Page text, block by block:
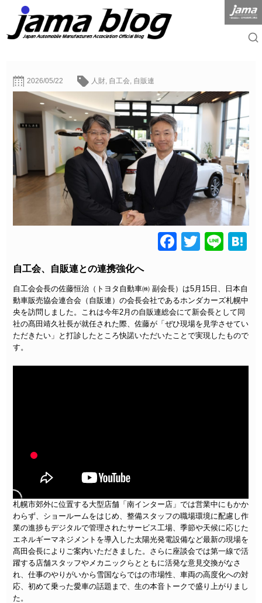
2026/05/22 人財 自工会 自販連
Facebook
Twitter
Line
自工会、自販連との連携強化へ
自工会会長の佐藤恒治（トヨタ自動車㈱ 副会長）は5月15日、日本自
動車販売協会連合会（自販連）の会長会社であるホンダカーズ札幌中
央を訪問しました。これは今年2月の自販連総会にて新会長として同
社の髙田靖久社長が就任された際、佐藤が「ぜひ現場を見学させてい
ただきたい」と打診したところ快諾いただいたことで実現したもので
す。
札幌市郊外に位置する大型店舗「南インター店」では営業中にもかか
わらず、ショールームをはじめ、整備スタッフの職場環境に配慮し作
業の進捗もデジタルで管理されたサービス工場、季節や天候に応じた
エネルギーマネジメントを導入した太陽光発電設備など最新の現場を
髙田会長によりご案内いただきました。さらに座談会では第一線で活
躍する店舗スタッフやメカニックらとともに活発な意見交換がなさ
れ、仕事のやりがいから雪国ならではの市場性、車両の高度化への対
応、初めて乗った愛車の話題まで、生の本音トークで盛り上がりまし
た。